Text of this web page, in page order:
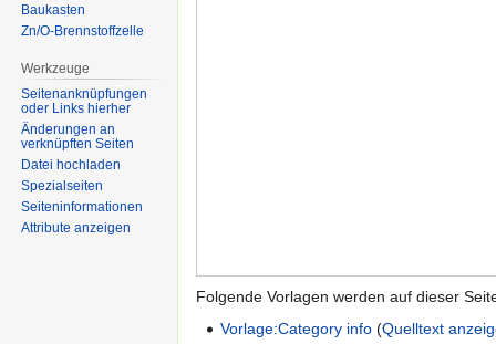
Folgende Vorlagen werden auf dieser
Vorlage:Category info (Quelltext
Baukasten
Zn/O-Brennstoffzelle
Werkzeuge
Seitenanknüpfungen
oder Links hierher
Änderungen an
verknüpften Seiten
Datei hochladen
Spezialseiten
Seiten­informationen
Attribute anzeigen